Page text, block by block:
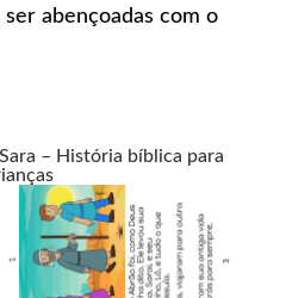
abençoadas com o
– História bíblica para